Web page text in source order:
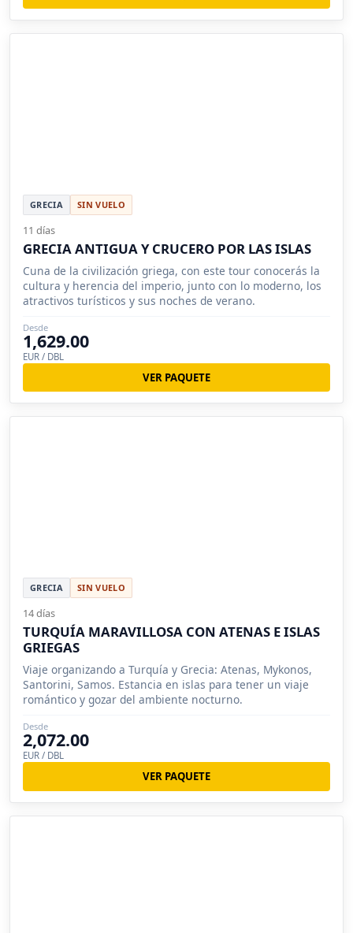
GRECIA SIN VUELO
11 días
GRECIA ANTIGUA Y CRUCERO POR LAS ISLAS
Cuna de la civilización griega, con este tour conocerás la
cultura y herencia del imperio, junto con lo moderno, los
atractivos turísticos y sus noches de verano.
Desde
1,629.00
EUR / DBL
VER PAQUETE
GRECIA SIN VUELO
14 días
TURQUÍA MARAVILLOSA CON ATENAS E ISLAS
GRIEGAS
Viaje organizando a Turquía y Grecia: Atenas, Mykonos,
Santorini, Samos. Estancia en islas para tener un viaje
romántico y gozar del ambiente nocturno.
Desde
2,072.00
EUR / DBL
VER PAQUETE